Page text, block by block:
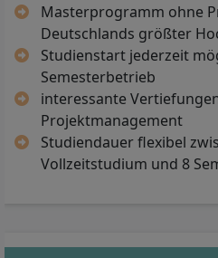
Masterprogramm ohne
Deutschlands größter
Studienstart jederzeit
Semesterbetrieb
interessante
Projektmanagement
Studiendauer flexibel
Vollzeitstudium und 8